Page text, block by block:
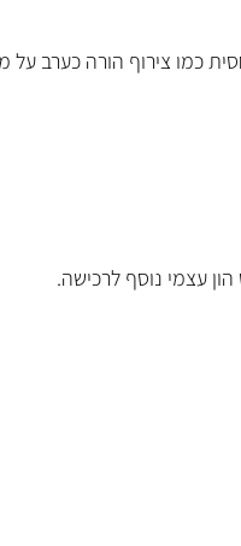
כמו צירוף הורה כערב על
עצמי נוסף לרכישה.